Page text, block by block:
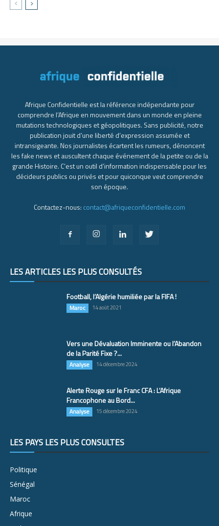
Afrique Confidentielle est la référence indépendante pour
comprendre l’Afrique en mouvement dans un monde en pleine
mutations technologiques et géopolitiques. Sans publicité, notre
publication jouit d’une liberté d’expression assumée et
intransigeante. Nos journalistes écartent les rumeurs, dénoncent
les fake news et auscultent chaque événement de la petite ou de la
grande Histoire. C’est un outil d’information indispensable pour les
décideurs publics ou privés et pour quiconque veut comprendre
son époque.
Contactez-nous: contact@afriqueconfidentielle.com
LES ARTICLES LES PLUS CONSULTÉS
Football, l’Algérie humiliée par la FIFA !
Maroc 14 août 2021
Vers une Dévaluation Imminente ou l’Abandon
de la Parité Fixe ?...
Analyse 14 décembre 2024
Alerte Rouge sur le Franc CFA : L’Afrique
Francophone au Bord...
Analyse 15 décembre 2024
LES PAYS LES PLUS CONSULTÉS
Politique
Sénégal
Maroc
Afrique